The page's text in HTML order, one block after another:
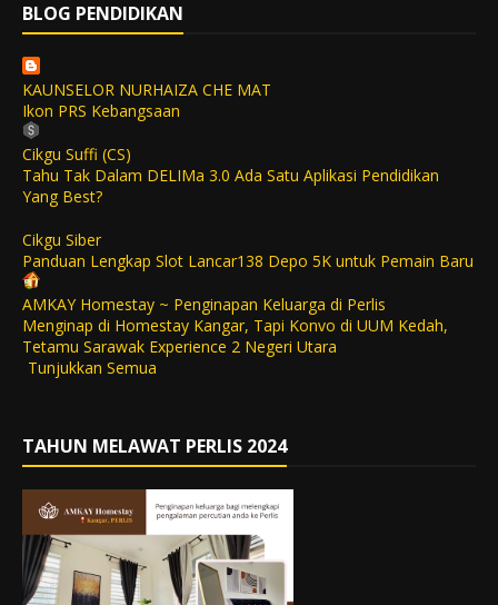
BLOG PENDIDIKAN
KAUNSELOR NURHAIZA CHE MAT
Ikon PRS Kebangsaan
Cikgu Suffi (CS)
Tahu Tak Dalam DELIMa 3.0 Ada Satu Aplikasi Pendidikan
Yang Best?
Cikgu Siber
Panduan Lengkap Slot Lancar138 Depo 5K untuk Pemain Baru
AMKAY Homestay ~ Penginapan Keluarga di Perlis
Menginap di Homestay Kangar, Tapi Konvo di UUM Kedah,
Tetamu Sarawak Experience 2 Negeri Utara
Tunjukkan Semua
TAHUN MELAWAT PERLIS 2024